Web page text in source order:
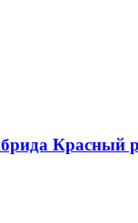
Красный